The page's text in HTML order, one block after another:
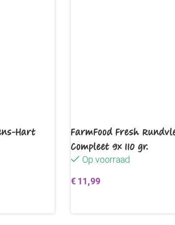
XL
Hart
FarmFood Fresh
Compleet 9x 110 gr.
Op voorraad
€ 11,99